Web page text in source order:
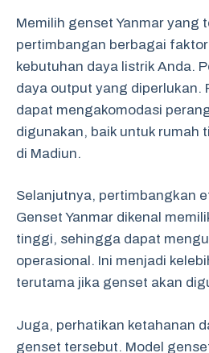
Memilih genset Yanmar yang
pertimbangan berbagai
kebutuhan daya listrik Anda.
daya output yang diperlukan.
dapat mengakomodasi
digunakan, baik untuk rumah
di Madiun.
Selanjutnya, pertimbangkan
Genset Yanmar dikenal
tinggi, sehingga dapat
operasional. Ini menjadi
terutama jika genset akan
Juga, perhatikan ketahanan
genset tersebut. Model